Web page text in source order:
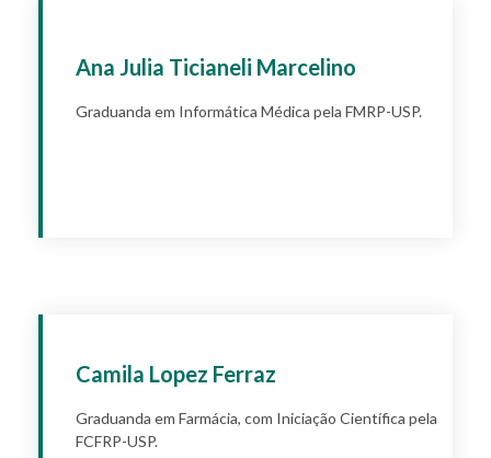
Ana Julia Ticianeli Marcelino
Graduanda em Informática Médica pela FMRP-USP.
Camila Lopez Ferraz
Graduanda em Farmácia, com Iniciação Científica pela
FCFRP-USP.